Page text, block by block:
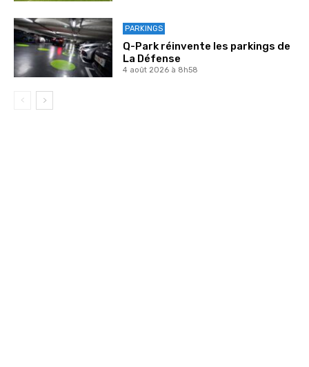
PARKINGS
Q-Park réinvente les parkings de
La Défense
4 août 2026 à 8h58